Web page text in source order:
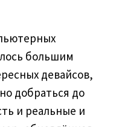
большим
девайсов,
добраться до
и реальные и